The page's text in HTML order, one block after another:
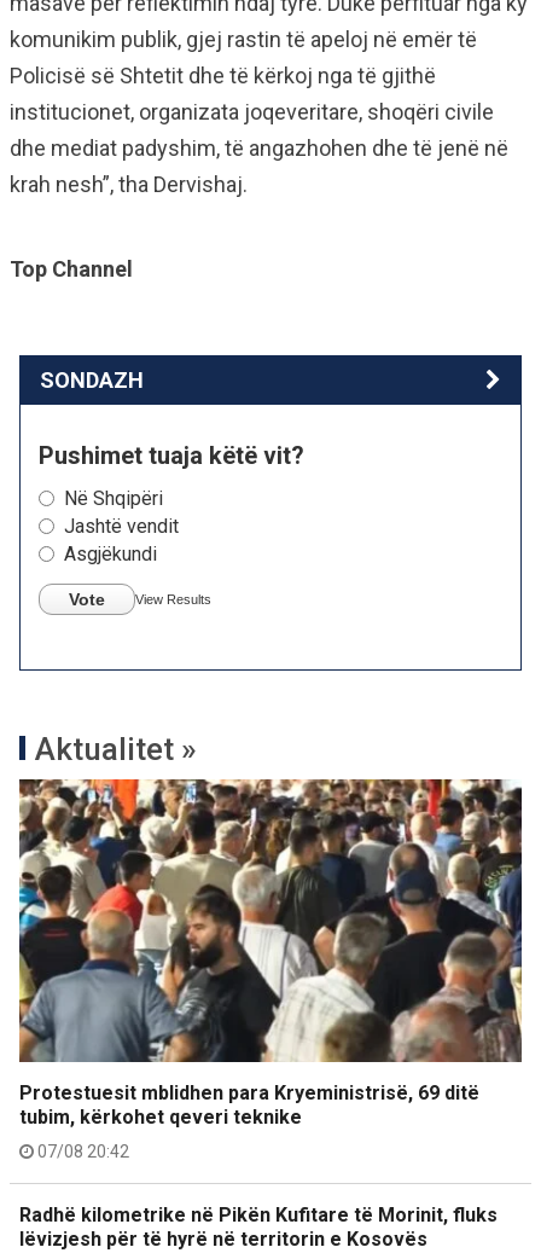
komunikim publik, gjej rastin të apeloj në emër të
Policisë së Shtetit dhe të kërkoj nga të gjithë
institucionet, organizata joqeveritare, shoqëri civile
dhe mediat padyshim, të angazhohen dhe të jenë në
krah nesh”, tha Dervishaj.
Top Channel
SONDAZH
Pushimet tuaja këtë vit?
Në Shqipëri
Jashtë vendit
Asgjëkundi
Vote View Results
Aktualitet »
Protestuesit mblidhen para Kryeministrisë, 69 ditë
tubim, kërkohet qeveri teknike
07/08 20:42
Radhë kilometrike në Pikën Kufitare të Morinit, fluks
lëvizjesh për të hyrë në territorin e Kosovës